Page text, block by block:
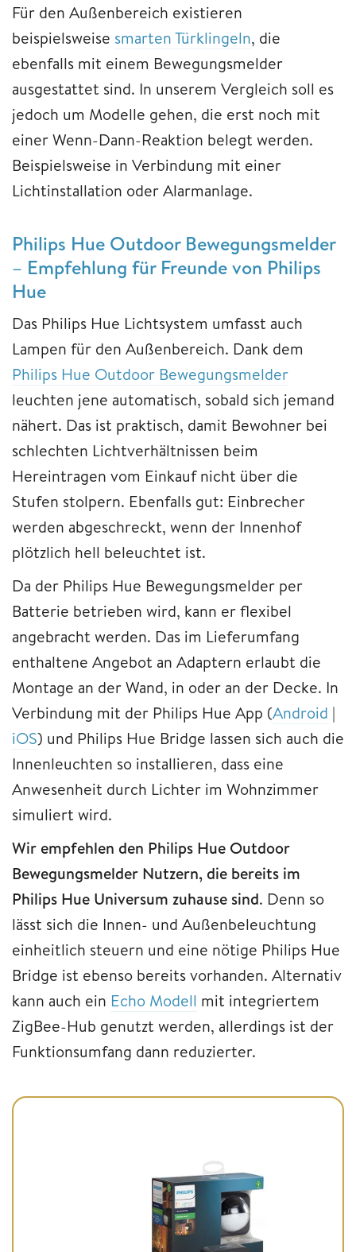
Für den Außenbereich existieren
beispielsweise smarten Türklingeln, die
ebenfalls mit einem Bewegungsmelder
ausgestattet sind. In unserem Vergleich soll es
jedoch um Modelle gehen, die erst noch mit
einer Wenn-Dann-Reaktion belegt werden.
Beispielsweise in Verbindung mit einer
Lichtinstallation oder Alarmanlage.
Philips Hue Outdoor Bewegungsmelder
– Empfehlung für Freunde von Philips
Hue
Das Philips Hue Lichtsystem umfasst auch
Lampen für den Außenbereich. Dank dem
Philips Hue Outdoor Bewegungsmelder
leuchten jene automatisch, sobald sich jemand
nähert. Das ist praktisch, damit Bewohner bei
schlechten Lichtverhältnissen beim
Hereintragen vom Einkauf nicht über die
Stufen stolpern. Ebenfalls gut: Einbrecher
werden abgeschreckt, wenn der Innenhof
plötzlich hell beleuchtet ist.
Da der Philips Hue Bewegungsmelder per
Batterie betrieben wird, kann er flexibel
angebracht werden. Das im Lieferumfang
enthaltene Angebot an Adaptern erlaubt die
Montage an der Wand, in oder an der Decke. In
Verbindung mit der Philips Hue App (Android |
iOS) und Philips Hue Bridge lassen sich auch die
Innenleuchten so installieren, dass eine
Anwesenheit durch Lichter im Wohnzimmer
simuliert wird.
Wir empfehlen den Philips Hue Outdoor
Bewegungsmelder Nutzern, die bereits im
Philips Hue Universum zuhause sind. Denn so
lässt sich die Innen- und Außenbeleuchtung
einheitlich steuern und eine nötige Philips Hue
Bridge ist ebenso bereits vorhanden. Alternativ
kann auch ein Echo Modell mit integriertem
ZigBee-Hub genutzt werden, allerdings ist der
Funktionsumfang dann reduzierter.